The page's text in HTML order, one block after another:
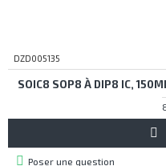
DZD005135
SOIC8 SOP8 À DIP8 IC,
Poser une question